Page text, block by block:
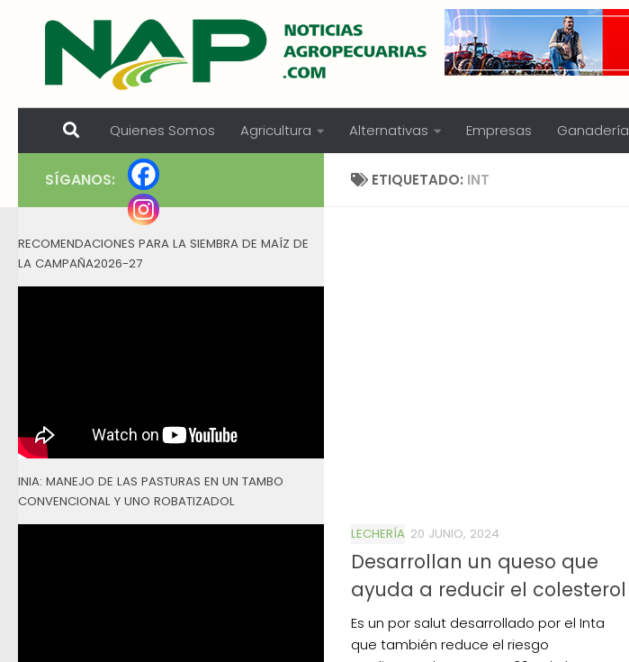
Skip to content
Quienes Somos Agricultura Alternativas Empresas Ganadería
ETIQUETADO: INT
LECHERÍA 20 JUNIO, 2024
Desarrollan un queso que
ayuda a reducir el colesterol
Es un por salut desarrollado por el Inta
que también reduce el riesgo
SÍGANOS:
RECOMENDACIONES PARA LA SIEMBRA DE MAÍZ DE
LA CAMPAÑA2026-27
INIA: MANEJO DE LAS PASTURAS EN UN TAMBO
CONVENCIONAL Y UNO ROBATIZADOL